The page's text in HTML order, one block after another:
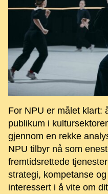
For NPU er målet klart:
publikum i
gjennom en rekke
NPU tilbyr nå som
fremtidsrettede
strategi, kompetanse
interessert i å vite om